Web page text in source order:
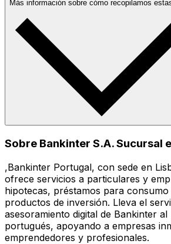
Más información sobre cómo recopilamos
Sobre Bankinter S.A. Sucursal
,Bankinter Portugal, con sede en
ofrece servicios a particulares y
hipotecas, préstamos para
productos de inversión. Lleva el
asesoramiento digital de Bankinter al
portugués, apoyando a empresas
emprendedores y profesionales.